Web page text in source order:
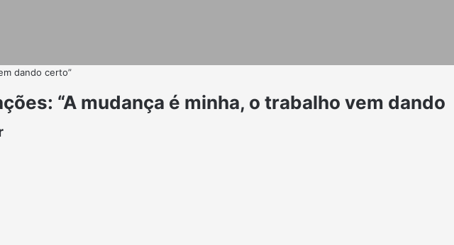
dando certo”
“A mudança é minha, o trabalho vem dando